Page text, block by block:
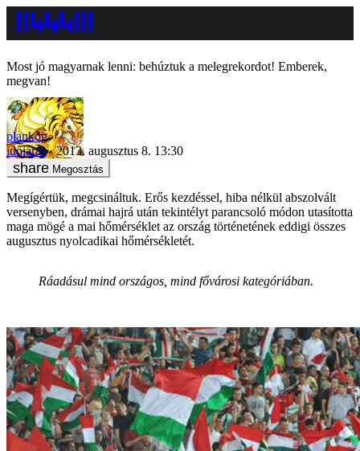
Most jó magyarnak lenni: behúztuk a melegrekordot! Emberek,
megvan!
plankog
időjárás
2013. augusztus 8. 13:30
Megosztás
Megígértük, megcsináltuk. Erős kezdéssel, hiba nélkül abszolvált
versenyben, drámai hajrá után tekintélyt parancsoló módon utasította
maga mögé a mai hőmérséklet az ország történetének eddigi összes
augusztus nyolcadikai hőmérsékletét.
Ráadásul mind országos, mind fővárosi kategóriában.